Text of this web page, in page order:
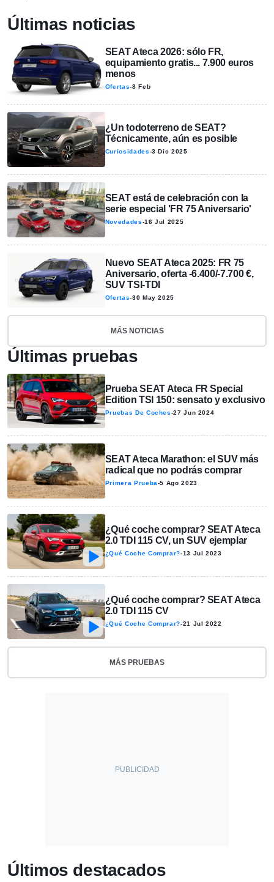
Últimas noticias
SEAT Ateca 2026: sólo FR,
equipamiento gratis... 7.900 euros
menos
Ofertas-8 Feb
¿Un todoterreno de SEAT?
Técnicamente, aún es posible
Curiosidades-3 Dic 2025
SEAT está de celebración con la
serie especial 'FR 75 Aniversario'
Novedades-16 Jul 2025
Nuevo SEAT Ateca 2025: FR 75
Aniversario, oferta -6.400/-7.700 €,
SUV TSI-TDI
Ofertas-30 May 2025
MÁS NOTICIAS
Últimas pruebas
Prueba SEAT Ateca FR Special
Edition TSI 150: sensato y exclusivo
Pruebas De Coches-27 Jun 2024
SEAT Ateca Marathon: el SUV más
radical que no podrás comprar
Primera Prueba-5 Ago 2023
¿Qué coche comprar? SEAT Ateca
2.0 TDI 115 CV, un SUV ejemplar
¿Qué Coche Comprar?-13 Jul 2023
¿Qué coche comprar? SEAT Ateca
2.0 TDI 115 CV
¿Qué Coche Comprar?-21 Jul 2022
MÁS PRUEBAS
Últimos destacados